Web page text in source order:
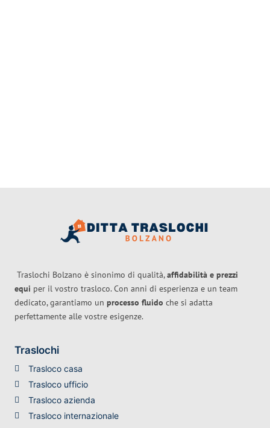
Traslochi Bolzano è sinonimo di qualità,affidabilità e prezzi
equi per il vostro trasloco. Con anni di esperienza e un team
dedicato, garantiamo un processo fluido che si adatta
perfettamente alle vostre esigenze.
Traslochi
Trasloco casa
Trasloco ufficio
Trasloco azienda
Trasloco internazionale